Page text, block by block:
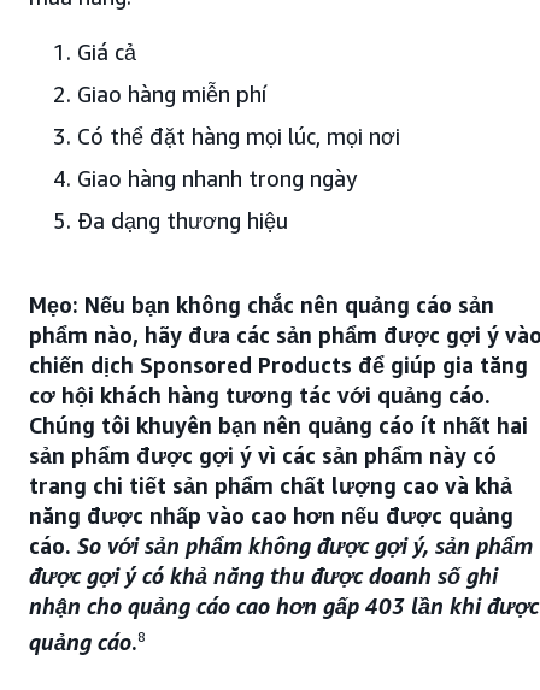
Giá cả
Giao hàng miễn phí
Có thể đặt hàng mọi lúc, mọi nơi
Giao hàng nhanh trong ngày
Đa dạng thương hiệu
Mẹo: Nếu bạn không chắc nên quảng cáo sản
phẩm nào, hãy đưa các sản phẩm được gợi ý
chiến dịch Sponsored Products để giúp gia tăng
cơ hội khách hàng tương tác với quảng cáo.
Chúng tôi khuyên bạn nên quảng cáo ít nhất hai
sản phẩm được gợi ý vì các sản phẩm này có
trang chi tiết sản phẩm chất lượng cao và khả
năng được nhấp vào cao hơn nếu được quảng
cáo. So với sản phẩm không được gợi ý, sản phẩm
được gợi ý có khả năng thu được doanh số ghi
nhận cho quảng cáo cao hơn gấp 403 lần khi được
quảng cáo.8